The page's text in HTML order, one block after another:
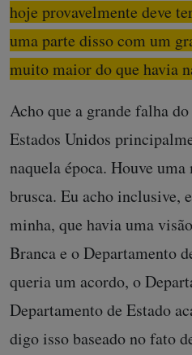
hoje provavelmente deve
uma parte disso com um
muito maior do que havia
Acho que a grande falha
Estados Unidos
naquela época. Houve
brusca. Eu acho inclusive,
minha, que havia uma
Branca e o Departamento
queria um acordo, o
Departamento de Estado
digo isso baseado no fato